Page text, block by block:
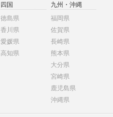
四国
徳島県
香川県
愛媛県
高知県
九州・沖縄
福岡県
佐賀県
長崎県
熊本県
大分県
宮崎県
鹿児島県
沖縄県